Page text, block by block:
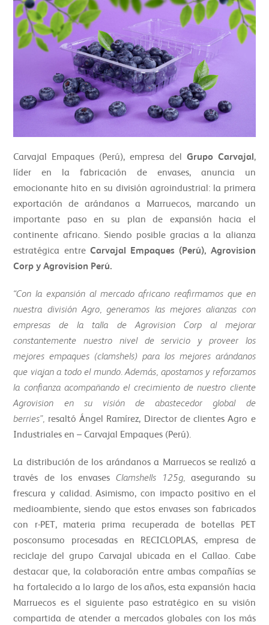
Carvajal Empaques (Perú), empresa del Grupo Carvajal,
líder en la fabricación de envases, anuncia un
emocionante hito en su división agroindustrial: la primera
exportación de arándanos a Marruecos, marcando un
importante paso en su plan de expansión hacia el
continente africano. Siendo posible gracias a la alianza
estratégica entre Carvajal Empaques (Perú), Agrovision
Corp y Agrovision Perú.
“Con la expansión al mercado africano reafirmamos que en
nuestra división Agro, generamos las mejores alianzas con
empresas de la talla de Agrovision Corp al mejorar
constantemente nuestro nivel de servicio y proveer los
mejores empaques (clamshels) para los mejores arándanos
que viajan a todo el mundo. Además, apostamos y reforzamos
la confianza acompañando el crecimiento de nuestro cliente
Agrovision en su visión de abastecedor global de
berries”, resaltó Ángel Ramírez, Director de clientes Agro e
Industriales en – Carvajal Empaques (Perú).
La distribución de los arándanos a Marruecos se realizó a
través de los envasesClamshells 125g, asegurando su
frescura y calidad. Asimismo, con impacto positivo en el
medioambiente, siendo que estos envases son fabricados
con r-PET, materia prima recuperada de botellas PET
posconsumo procesadas en RECICLOPLAS, empresa de
reciclaje del grupo Carvajal ubicada en el Callao. Cabe
destacar que, la colaboración entre ambas compañías se
ha fortalecido a lo largo de los años, esta expansión hacia
Marruecos es el siguiente paso estratégico en su visión
compartida de atender a mercados globales con los más